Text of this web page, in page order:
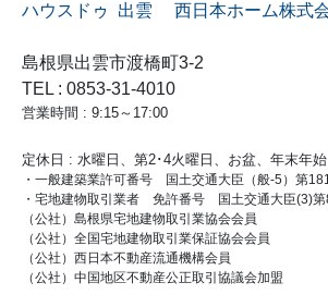
ハウスドゥ 出雲 西日本ホーム株式
島根県出雲市渡橋町3-2
TEL : 0853-31-4010
営業時間 : 9:15～17:00
定休日 : 水曜日、第2･4火曜日、お盆、年末年始
・一般建築業許可番号 国土交通大臣（般-5）第
・宅地建物取引業者 免許番号 国土交通大臣(3)
（公社）島根県宅地建物取引業協会会員
（公社）全国宅地建物取引業保証協会会員
（公社）西日本不動産流通機構会員
（公社）中国地区不動産公正取引協議会加盟